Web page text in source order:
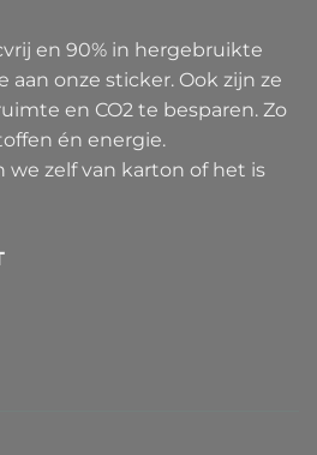
en 90% in hergebruikte
aan onze sticker. Ook zijn ze
en CO2 te besparen. Zo
én energie.
zelf van karton of het is